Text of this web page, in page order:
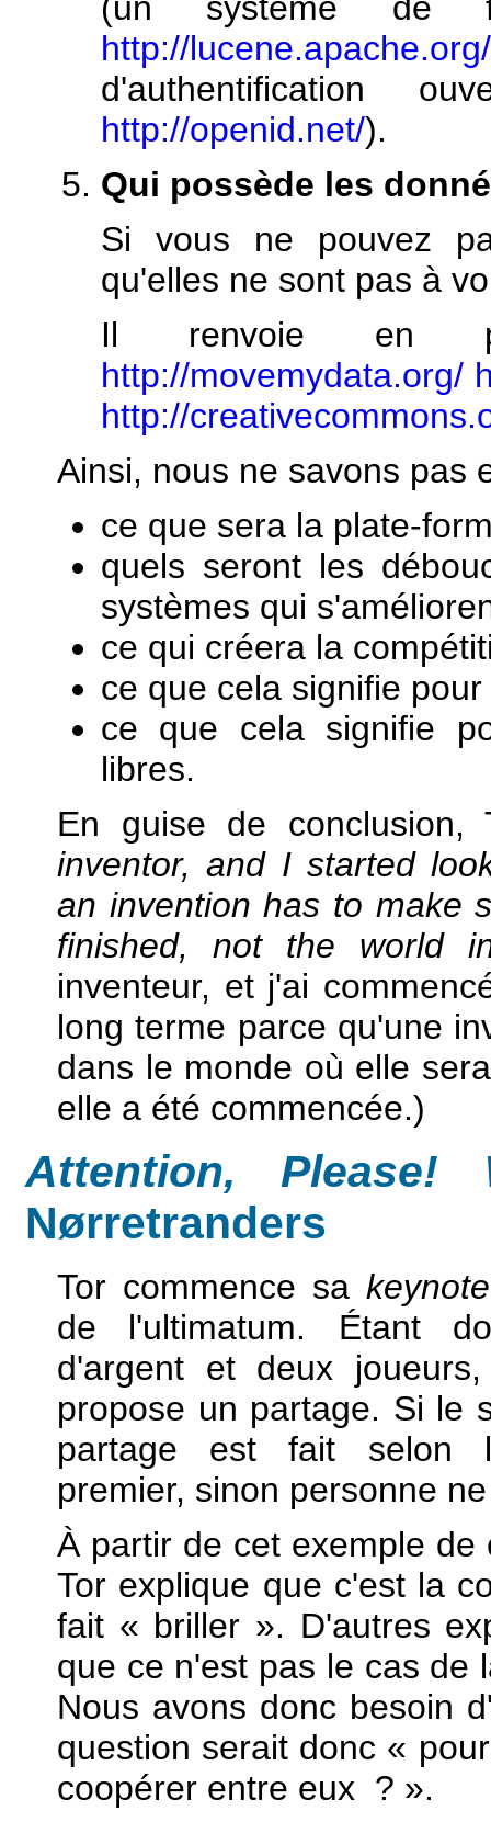
http://
d'authentification
http://openid.net/).
Qui possède les
Si vous ne pouvez
qu'elles ne sont pas à
Il renvoie en
http://movemydata.org/
http://
Ainsi, nous ne savons pas
ce que sera la plate-
quels seront les
systèmes qui
ce qui créera la
ce que cela signifie
ce que cela signifie
libres.
En guise de
inventor, and I started
an invention has to make
finished, not the world
inventeur, et j'ai
long terme parce qu'une
dans le monde où elle
elle a été commencée.)
Attention, Please!
Nørretranders
Tor commence sakeynote
de l'ultimatum. Étant
d'argent et deux
propose un partage. Si le
partage est fait selon
premier, sinon personne
À partir de cet exemple de
Tor explique que c'est la
fait « briller ». D'autres
que ce n'est pas le cas de
Nous avons donc besoin
question serait donc «
coopérer entre eux ? ».